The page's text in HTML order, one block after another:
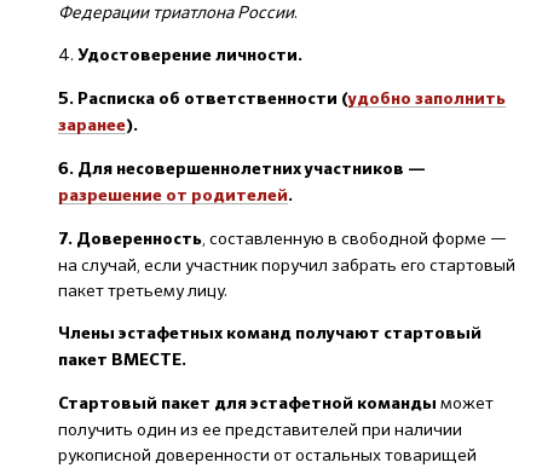
Федерации триатлона России.
4. Удостоверение личности.
5. Расписка об ответственности (удобно заполнить
заранее).
6. Для несовершеннолетних участников —
разрешение от родителей.
7. Доверенность, составленную в свободной форме —
на случай, если участник поручил забрать его стартовый
пакет третьему лицу.
Члены эстафетных команд получают стартовый
пакет ВМЕСТЕ.
Стартовый пакет для эстафетной команды может
получить один из ее представителей при наличии
рукописной доверенности от остальных товарищей